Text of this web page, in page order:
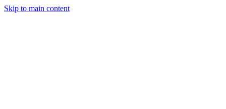
Skip to main content